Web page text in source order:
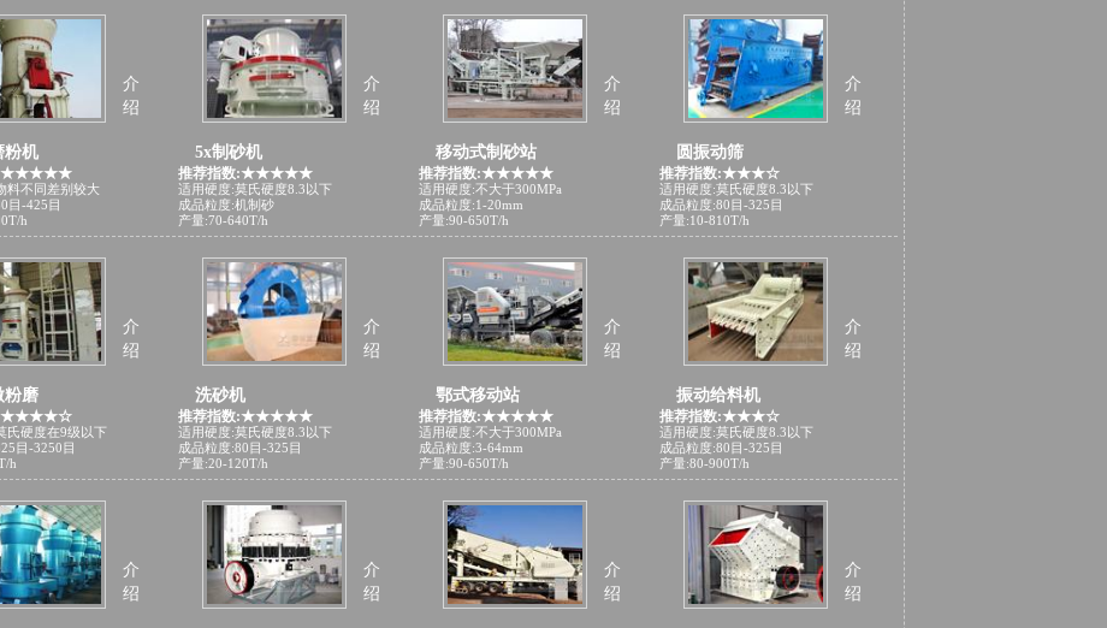
粉机
:★★★★★
料不同差别较大
目-425目
h
介
绍
5x制砂机
推荐指数:★★★★★
适用硬度:莫氏硬度8.3以下
成品粒度:机制砂
产量:70-640T/h
介
绍
移动式制砂站
推荐指数:★★★★★
适用硬度:不大于300MPa
成品粒度:1-20mm
产量:90-650T/h
介
绍
圆振动筛
推荐指数:★★★☆
适用硬度:莫氏硬度8.3以下
成品粒度:80目-325目
产量:10-810T/h
介
绍
粉磨
:★★★★☆
氏硬度在9级以下
目-3250目
h
介
绍
洗砂机
推荐指数:★★★★★
适用硬度:莫氏硬度8.3以下
成品粒度:80目-325目
产量:20-120T/h
介
绍
鄂式移动站
推荐指数:★★★★★
适用硬度:不大于300MPa
成品粒度:3-64mm
产量:90-650T/h
介
绍
振动给料机
推荐指数:★★★☆
适用硬度:莫氏硬度8.3以下
成品粒度:80目-325目
产量:80-900T/h
介
绍
介
绍
介
绍
介
绍
介
绍